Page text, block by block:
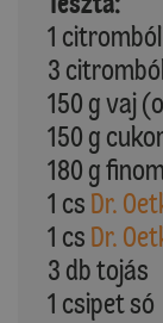
1
3
150 g vaj
150 g
180 g
1 cs Dr.
1 cs Dr.
3 db tojás
1 csipet só